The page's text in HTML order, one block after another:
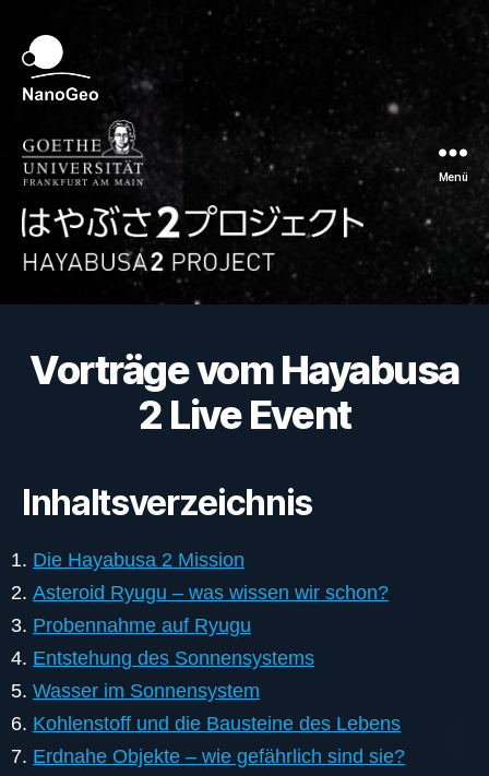
2
Menü
Vorträge vom Hayabusa
2 Live Event
Inhaltsverzeichnis
Die Hayabusa 2 Mission
Asteroid Ryugu – was wissen wir schon?
Probennahme auf Ryugu
Entstehung des Sonnensystems
Wasser im Sonnensystem
Kohlenstoff und die Bausteine des Lebens
Erdnahe Objekte – wie gefährlich sind sie?